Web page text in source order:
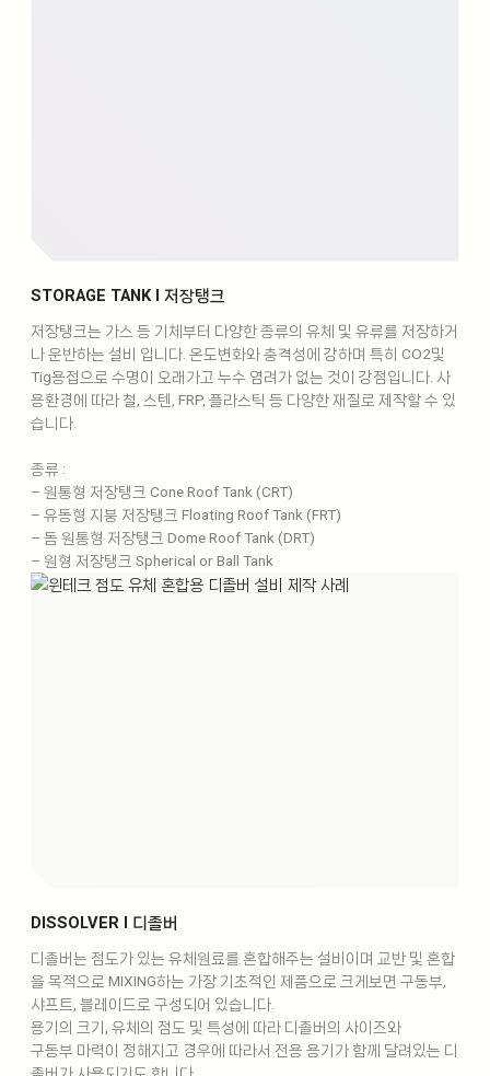
STORAGE TANK l 저장탱크
저장탱크는 가스 등 기체부터 다양한 종류의 유체 및 유류를 저장하거
나 운반하는 설비 입니다. 온도변화와 충격성에 강하며 특히 CO2및
Tig용접으로 수명이 오래가고 누수 염려가 없는 것이 강점입니다. 사
용환경에 따라 철, 스텐, FRP, 플라스틱 등 다양한 재질로 제작할 수 있
습니다.
종류 :
– 원통형 저장탱크 Cone Roof Tank (CRT)
– 유동형 지붕 저장탱크 Floating Roof Tank (FRT)
– 돔 원통형 저장탱크 Dome Roof Tank (DRT)
– 원형 저장탱크 Spherical or Ball Tank
DISSOLVER l 디졸버
디졸버는 점도가 있는 유체원료를 혼합해주는 설비이며 교반 및 혼합
을 목적으로 MIXING하는 가장 기초적인 제품으로 크게보면 구동부,
샤프트, 블레이드로 구성되어 있습니다.
용기의 크기, 유체의 점도 및 특성에 따라 디졸버의 사이즈와
구동부 마력이 정해지고 경우에 따라서 전용 용기가 함께 달려있는 디